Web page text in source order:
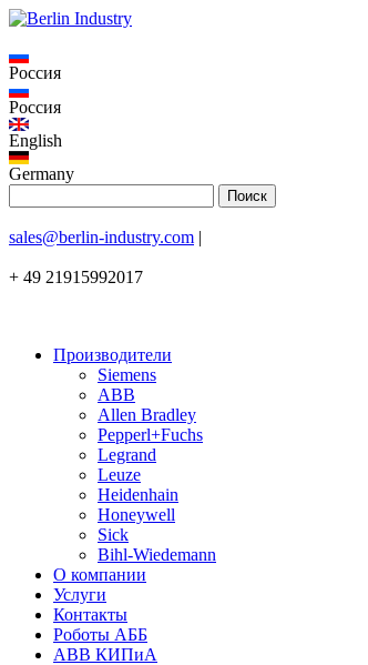
Россия
Россия
English
Germany
sales@berlin-industry.com |
+ 49 21915992017
Производители
Siemens
ABB
Allen Bradley
Pepperl+Fuchs
Legrand
Leuze
Heidenhain
Honeywell
Sick
Bihl-Wiedemann
О компании
Услуги
Контакты
Роботы АББ
ABB КИПиА